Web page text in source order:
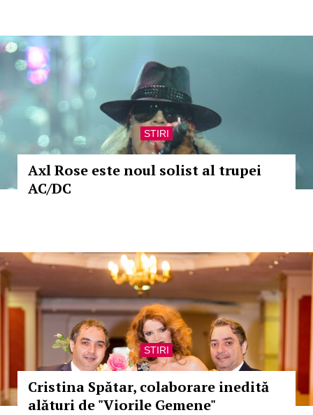
STIRI
Axl Rose este noul solist al trupei
AC/DC
STIRI
Cristina Spătar, colaborare inedită
alături de "Viorile Gemene"